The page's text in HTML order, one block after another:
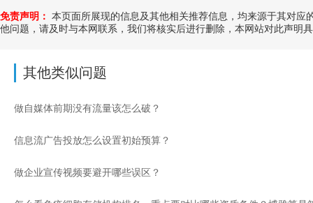
免责声明： 本页面所展现的信息及其他相关推荐信息，均来源于其对
他问题，请及时与本网联系，我们将核实后进行删除，本网站对此声明
其他类似问题
做自媒体前期没有流量该怎么破？
信息流广告投放怎么设置初始预算？
做企业宣传视频要避开哪些误区？